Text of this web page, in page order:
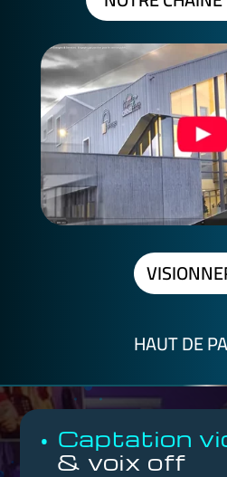
HAUT DE
• Captation
& voix off